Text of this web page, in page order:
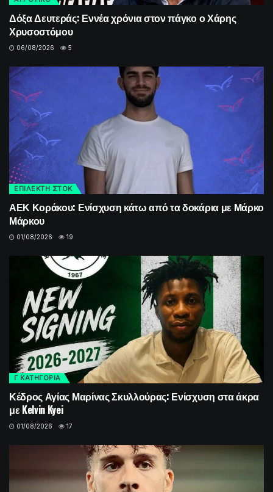
Δόξα Δευτεράς: Εννέα χρόνια στον πάγκο ο Χάρης
Χρυσοστόμου
06/08/2026 5
ΕΠΙΛΕΚΤΗ ΣΤΟΚ
ΑΕΚ Κοράκου: Ενίσχυση κάτω από τα δοκάρια με Μάρκο
Μάρκου
01/08/2026 19
Γ ΚΑΤΗΓΟΡΙΑ
Κέδρος Αγίας Μαρίνας Σκυλλούρας: Ενίσχυση στα άκρα
με Kelvin Kyei
01/08/2026 17